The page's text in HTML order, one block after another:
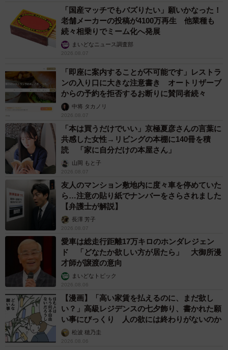
「国産マッチでもバズりたい」願いかなった！
老舗メーカーの投稿が4100万再生 他業種も
続々相乗りでミーム化へ発展
まいどなニュース調査部
2026.08.07
「即座に案内することが不可能です」レストラ
ンの入り口に大きな注意書き オートリザーブ
からの予約を拒否するお断りに賛同者続々
中将 タカノリ
2026.08.07
「本は買うだけでいい」京極夏彦さんの言葉に
共感した女性→リビングの本棚に140冊を積
読 「家に自分だけの本屋さん」
山岡 もと子
2026.08.07
友人のマンション敷地内に度々車を停めていた
ら…注意の貼り紙でナンバーをさらされました
【弁護士が解説】
長澤 芳子
2026.08.07
愛車は総走行距離17万キロのホンダレジェン
ド 「どなたか欲しい方が居たら」 大御所漫
才師が譲渡の意向
まいどなトピック
2026.08.06
【漫画】「高い家賃を払えるのに、まだ欲し
い？」高級レジデンスの七夕飾り、書かれた願
い事にびっくり 人の欲には終わりがないのか
松波 穂乃圭
2026.08.06